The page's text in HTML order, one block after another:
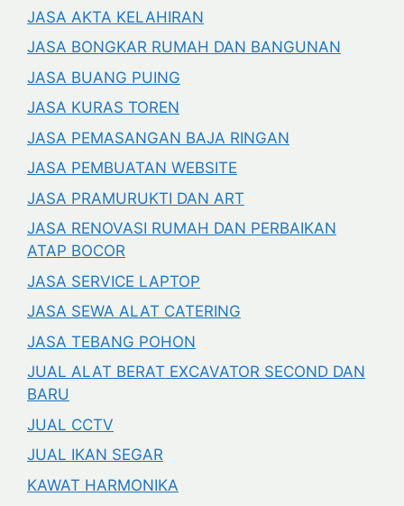
JASA AKTA KELAHIRAN
JASA BONGKAR RUMAH DAN BANGUNAN
JASA BUANG PUING
JASA KURAS TOREN
JASA PEMASANGAN BAJA RINGAN
JASA PEMBUATAN WEBSITE
JASA PRAMURUKTI DAN ART
JASA RENOVASI RUMAH DAN PERBAIKAN
ATAP BOCOR
JASA SERVICE LAPTOP
JASA SEWA ALAT CATERING
JASA TEBANG POHON
JUAL ALAT BERAT EXCAVATOR SECOND DAN
BARU
JUAL CCTV
JUAL IKAN SEGAR
KAWAT HARMONIKA